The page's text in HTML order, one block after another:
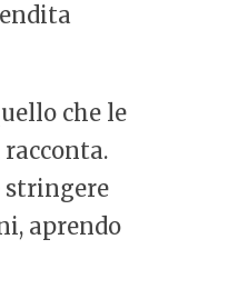
che le
stringere
aprendo